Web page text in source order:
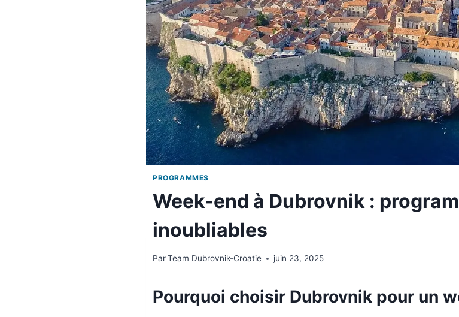
PROGRAMMES
Week-end à Dubrovnik :
inoubliables
Par Team Dubrovnik-Croatie juin 23, 2025
Pourquoi choisir Dubrovnik pour un